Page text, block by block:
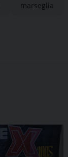
marseglia